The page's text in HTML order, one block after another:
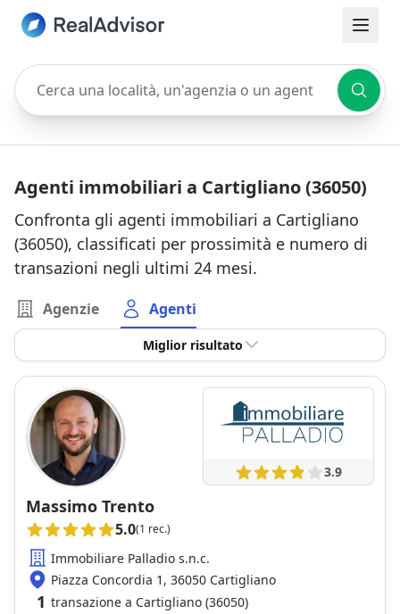
Cerca una località, un'agenzia o un agente
Agenti immobiliari a Cartigliano (36050)
Confronta gli agenti immobiliari a Cartigliano
(36050), classificati per prossimità e numero di
transazioni negli ultimi 24 mesi.
Agenzie Agenti
Miglior risultato
3.9
Massimo Trento
5.0(1 rec.)
Immobiliare Palladio s.n.c.
Piazza Concordia 1, 36050 Cartigliano
1 transazione a Cartigliano (36050)